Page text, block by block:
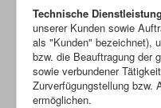
Technische
unserer Kunden sowie
als "Kunden" bezeichnet),
bzw. die Beauftragung der
sowie verbundener
Zurverfügungstellung bzw.
ermöglichen.